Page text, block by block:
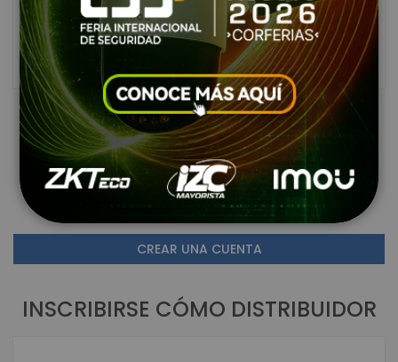
ENTRAR
¿Olvidaste tu contraseña?
NUEVO USUARIO DE PÁGINA
Crear una cuenta tiene beneficios como: comparar
productos, ver listas de deseos e ingresar al Portal de
clientes. Registrarse en este Link no implica su registro
como distribuidor autorizado.
CREAR UNA CUENTA
INSCRIBIRSE CÓMO DISTRIBUIDOR